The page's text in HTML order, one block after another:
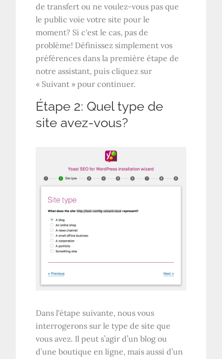
de transfert ou ne voulez-vous pas que
le public voie votre site pour le
moment? Si c'est le cas, pas de
problème! Définissez simplement vos
préférences dans la première étape de
notre assistant, puis cliquez sur
« Suivant » pour continuer.
Étape 2: Quel type de
site avez-vous?
Dans l'étape suivante, nous vous
interrogerons sur le type de site que
vous avez. Il peut s’agir d’un blog ou
d’une boutique en ligne, mais aussi d’un